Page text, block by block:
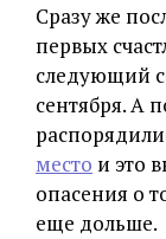
Сразу же
первых
следующий
сентября. А
место и это
опасения о
еще дольше.